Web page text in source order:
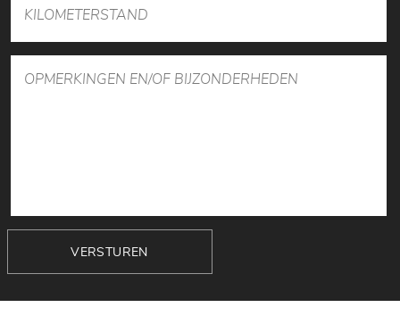
VERSTUREN